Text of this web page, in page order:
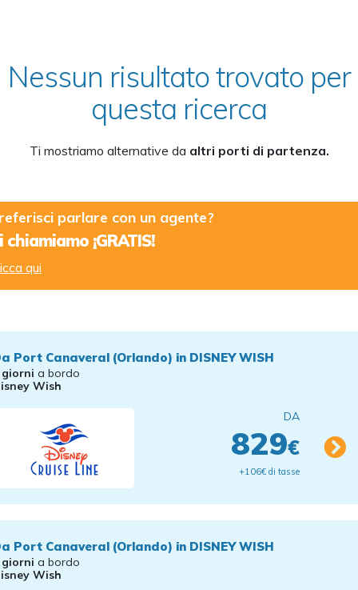
Nessun risultato trovato per
questa ricerca
Ti mostriamo alternative da altri porti di partenza.
parlare con un agente?
chiamiamo ¡GRATIS!
qui
Port Canaveral (Orlando) in DISNEY WISH
giorni a bordo
Wish
DA
829€
+106€ di tasse
Port Canaveral (Orlando) in DISNEY WISH
giorni a bordo
Wish